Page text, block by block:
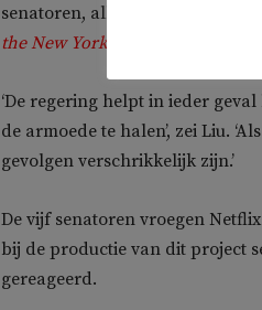
senatoren, allen Republikeinen,
the New Yorker
. Hierin
‘De regering helpt in ieder
de armoede te halen’, zei Liu.
gevolgen verschrikkelijk zijn.’
De vijf senatoren vroegen
bij de productie van dit project
gereageerd.